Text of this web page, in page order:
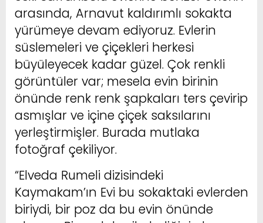
arasında, Arnavut kaldırımlı sokakta
yürümeye devam ediyoruz. Evlerin
süslemeleri ve çiçekleri herkesi
büyüleyecek kadar güzel. Çok renkli
görüntüler var; mesela evin birinin
önünde renk renk şapkaları ters çevirip
asmışlar ve içine çiçek saksılarını
yerleştirmişler. Burada mutlaka
fotoğraf çekiliyor.
“Elveda Rumeli dizisindeki
Kaymakam’ın Evi bu sokaktaki evlerden
biriydi, bir poz da bu evin önünde